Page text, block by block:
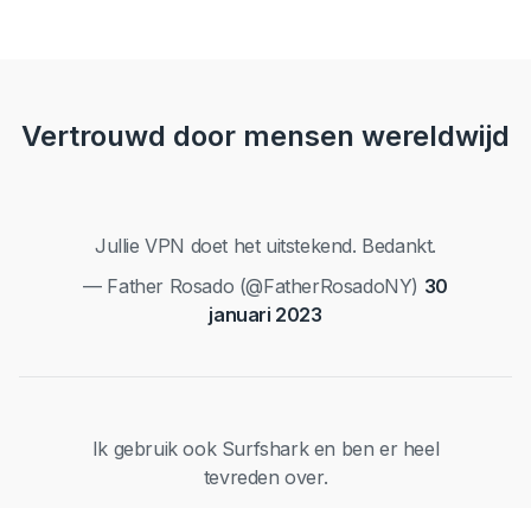
Vertrouwd door mensen wereldwijd
Jullie VPN doet het uitstekend. Bedankt.
— Father Rosado (@FatherRosadoNY) 30
januari 2023
Ik gebruik ook Surfshark en ben er heel
tevreden over.